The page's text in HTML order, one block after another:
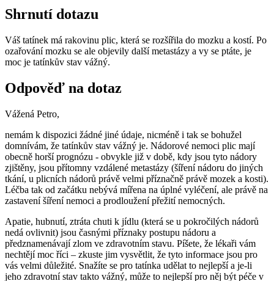
Shrnutí dotazu
Váš tatínek má rakovinu plic, která se rozšířila do mozku a kostí. Po
ozařování mozku se ale objevily další metastázy a vy se ptáte, je
moc je tatínkův stav vážný.
Odpověď na dotaz
Vážená Petro,
nemám k dispozici žádné jiné údaje, nicméně i tak se bohužel
domnívám, že tatínkův stav vážný je. Nádorové nemoci plic mají
obecně horší prognózu - obvykle již v době, kdy jsou tyto nádory
zjištěny, jsou přítomny vzdálené metastázy (šíření nádoru do jiných
tkání, u plicních nádorů právě velmi příznačně právě mozek a kosti).
Léčba tak od začátku nebývá mířena na úplné vyléčení, ale právě na
zastavení šíření nemoci a prodloužení přežití nemocných.
Apatie, hubnutí, ztráta chuti k jídlu (která se u pokročilých nádorů
nedá ovlivnit) jsou časnými příznaky postupu nádoru a
předznamenávají zlom ve zdravotním stavu. Píšete, že lékaři vám
nechtějí moc říci – zkuste jim vysvětlit, že tyto informace jsou pro
vás velmi důležité. Snažíte se pro tatínka udělat to nejlepší a je-li
jeho zdravotní stav takto vážný, může to nejlepší pro něj být péče v